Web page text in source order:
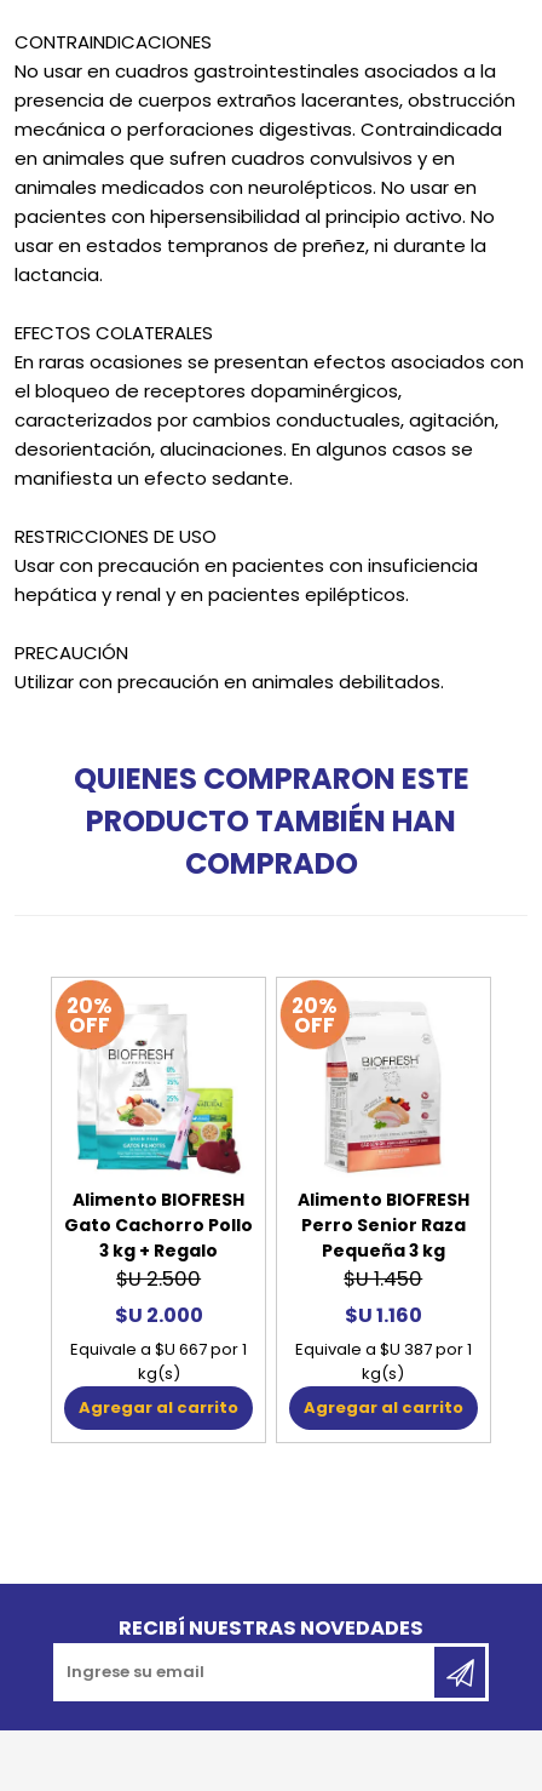
CONTRAINDICACIONES
No usar en cuadros gastrointestinales asociados a la
presencia de cuerpos extraños lacerantes, obstrucción
mecánica o perforaciones digestivas. Contraindicada
en animales que sufren cuadros convulsivos y en
animales medicados con neurolépticos. No usar en
pacientes con hipersensibilidad al principio activo. No
usar en estados tempranos de preñez, ni durante la
lactancia.
EFECTOS COLATERALES
En raras ocasiones se presentan efectos asociados con
el bloqueo de receptores dopaminérgicos,
caracterizados por cambios conductuales, agitación,
desorientación, alucinaciones. En algunos casos se
manifiesta un efecto sedante.
RESTRICCIONES DE USO
Usar con precaución en pacientes con insuficiencia
hepática y renal y en pacientes epilépticos.
PRECAUCIÓN
Utilizar con precaución en animales debilitados.
QUIENES COMPRARON ESTE
PRODUCTO TAMBIÉN HAN
COMPRADO
20%
OFF
Alimento BIOFRESH
Gato Cachorro Pollo
3 kg + Regalo
$U 2.500
$U 2.000
Equivale a $U 667 por 1
kg(s)
Agregar al carrito
20%
OFF
Alimento BIOFRESH
Perro Senior Raza
Pequeña 3 kg
$U 1.450
$U 1.160
Equivale a $U 387 por 1
kg(s)
Agregar al carrito
RECIBÍ NUESTRAS NOVEDADES